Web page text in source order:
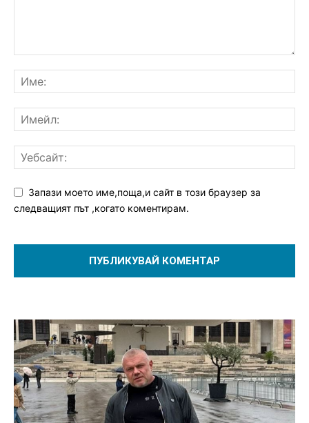
Запази моето име,поща,и сайт в този браузер за
следващият път ,когато коментирам.